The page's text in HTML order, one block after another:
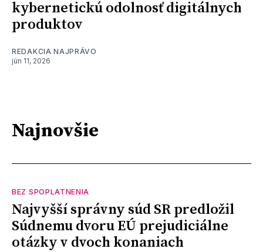
kybernetickú odolnosť digitálnych
produktov
REDAKCIA NAJPRÁVO
jún 11, 2026
Najnovšie
BEZ SPOPLATNENIA
Najvyšší správny súd SR predložil
Súdnemu dvoru EÚ prejudiciálne
otázky v dvoch konaniach